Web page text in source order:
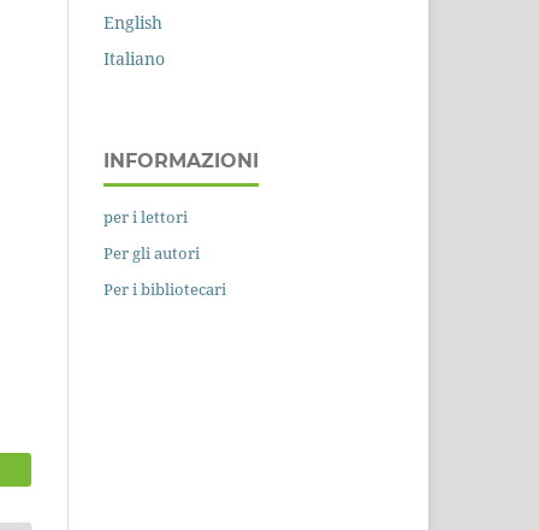
English
Italiano
INFORMAZIONI
per i lettori
Per gli autori
Per i bibliotecari